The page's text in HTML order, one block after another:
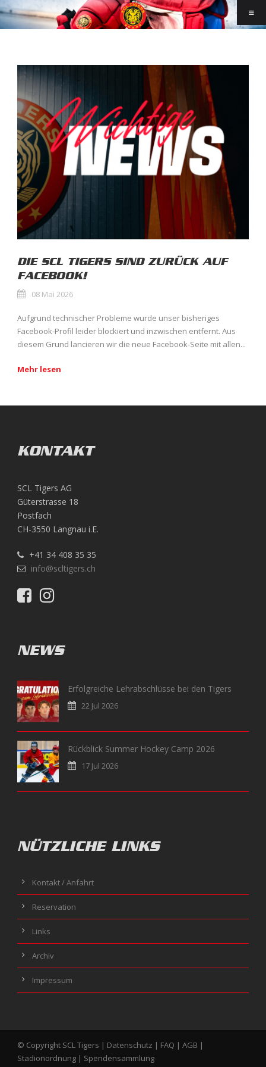
DIE SCL TIGERS SIND ZURÜCK AUF
FACEBOOK!
08 Mai 2026
Aufgrund technischer Probleme wurde unser bisheriges
Facebook-Profil leider blockiert und inzwischen entfernt. Aus
diesem Grund lancieren wir die neue Facebook-Seite mit allen...
Mehr lesen
KONTAKT
SCL Tigers AG
Güterstrasse 18
Postfach
CH-3550 Langnau i.E.
+41 34 408 35 35
info@scltigers.ch
NEWS
Erfolgreiche Lehrabschlüsse bei den Tigers
22 Jul 2026
Rückblick Summer Hockey Camp 2026
17 Jul 2026
NÜTZLICHE LINKS
Kontakt / Anfahrt
Reservation
Links
Archiv
Impressum
© Copyright SCL Tigers | Datenschutz | FAQ | AGB |
Stadionordnung | Spendensammlung